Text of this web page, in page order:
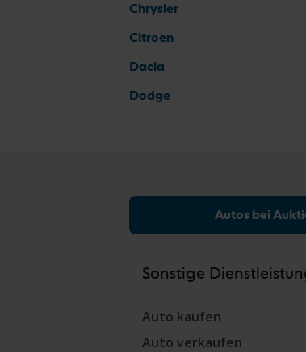
Chrysler
Citroen
Dacia
Dodge
Autos bei
Sonstige
Auto kaufen
Auto verkaufen